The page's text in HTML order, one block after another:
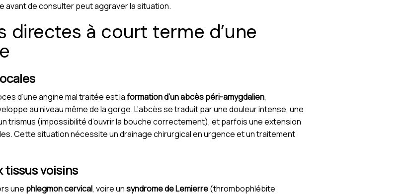
avant de consulter peut aggraver la situation.
directes à court terme d’une
d’une angine mal traitée est laformation d’un abcès péri-amygdalien,
au niveau même de la gorge. L’abcès se traduit par une douleur intense, une
trismus (impossibilité d’ouvrir la bouche correctement), et parfois une extension
Cette situation nécessite un drainage chirurgical en urgence et un traitement
tissus voisins
une phlegmon cervical, voire unsyndrome de Lemierre(thrombophlébite